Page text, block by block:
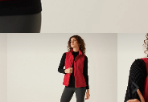
chevron_right